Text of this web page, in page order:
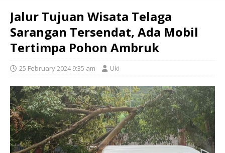
Jalur Tujuan Wisata Telaga
Sarangan Tersendat, Ada Mobil
Tertimpa Pohon Ambruk
25 February 2024 9:35 am Uki